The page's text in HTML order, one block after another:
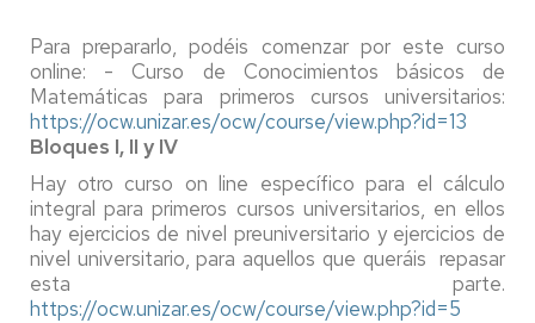
Para prepararlo, podéis comenzar por este curso
online: - Curso de Conocimientos básicos de
Matemáticas para primeros cursos universitarios:
https://ocw.unizar.es/ocw/course/view.php?id=13
Bloques I, II y IV
Hay otro curso on line específico para el cálculo
integral para primeros cursos universitarios, en ellos
hay ejercicios de nivel preuniversitario y ejercicios de
nivel universitario, para aquellos que queráis repasar
esta parte.
https://ocw.unizar.es/ocw/course/view.php?id=5